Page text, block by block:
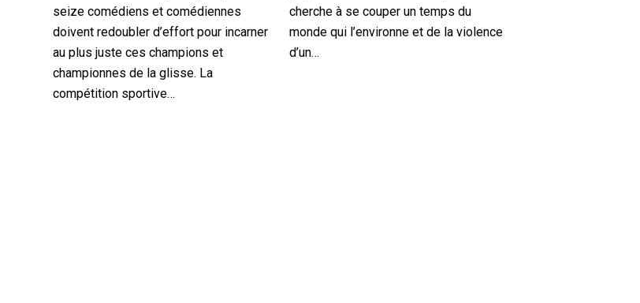
seize comédiens et comédiennes
doivent redoubler d’effort pour incarner
au plus juste ces champions et
championnes de la glisse. La
compétition sportive…
cherche à se couper un temps du
monde qui l’environne et de la violence
d’un…